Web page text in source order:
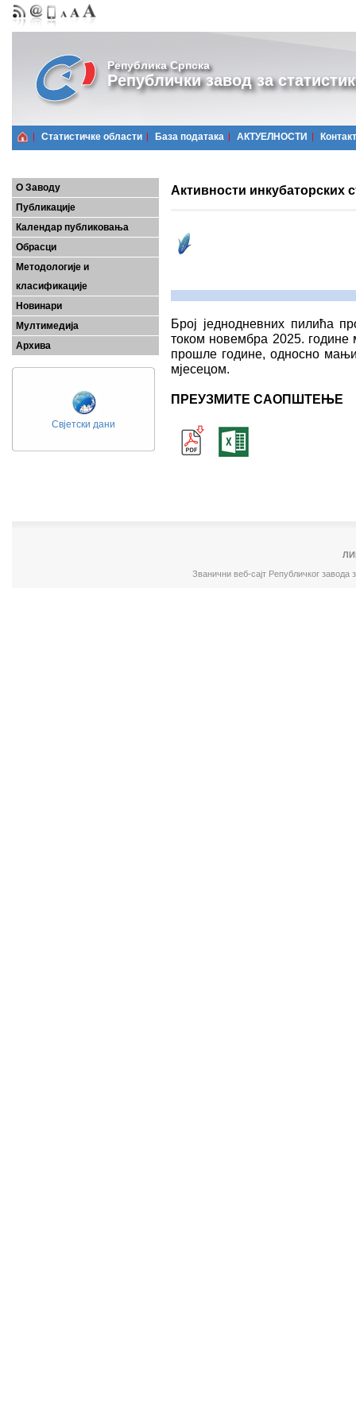
Република Српска
Републички завод за
Статистичке области Базa података АКТУЕЛНОСТИ Контакт
О Заводу
Публикације
Календар публиковања
Обрасци
Методологије и
класификације
Новинари
Мултимедија
Архива
Свјетски дани
Активности инкубаторских
Број једнодневних пилића
током новембра 2025. године
прошле године, односно
мјесецом.
ПРЕУЗМИТЕ САОПШТЕЊЕ
Званични веб-сајт Републичког